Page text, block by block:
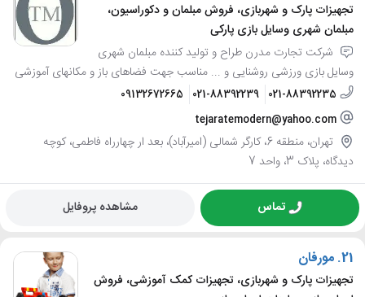
تجهیزات پارک و شهربازی، فروش مبلمان و دکوراسیون،
مبلمان شهری وسایل بازی پارکی
شرکت تجارت مدرن طراح و تولید کننده مبلمان شهری
وسایل بازی ورزشی روشنایی و ... مناسب جهت فضاهای باز و مکانهای آموزشی
021-88392235
021-88392239
09132672665
tejaratemodern@yahoo.com
تهران، منطقه 6، کارگر شمالی (امیرآباد)، بعد ار چهارراه فاطمی، کوچه
دیدگاه، پلاک 3، واحد 7
تماس مشاهده پروفایل
21. مورفان
تجهیزات پارک و شهربازی، تجهیزات کمک آموزشی، فروش